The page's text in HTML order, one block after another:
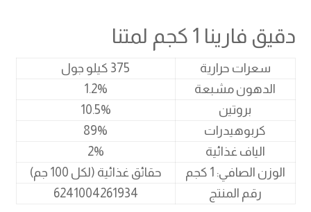
دقيق فارينا 1 كجم لمتنا
سعرات حرارية
375 كيلو جول
الدهون مشبعة
1.2%
بروتين
10.5%
كربوهيدرات
89%
الياف غذائية
2%
الوزن الصافي: 1 كجم
حقائق غذائية (لكل 100 جم)
رقم المنتج
6241004261934